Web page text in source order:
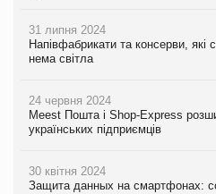
31 липня 2024
Напівфабрикати та консерви, які
нема світла
24 червня 2024
Meest Пошта і Shop-Express
українських підприємців
30 квітня 2024
Защита данных на смартфонах: